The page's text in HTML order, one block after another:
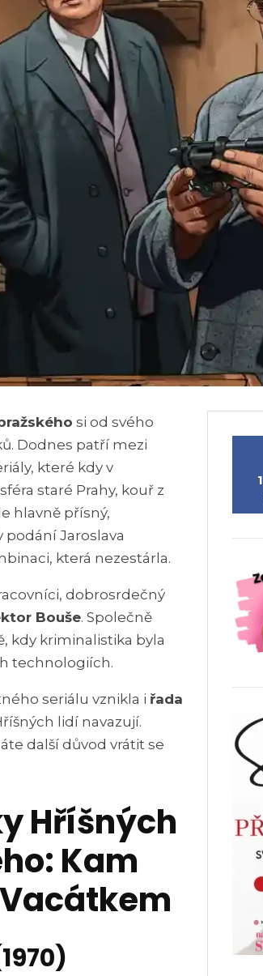
si od svého
Dodnes patří mezi
které kdy v
staré Prahy, kouř z
hlavně přísný,
podání Jaroslava
která nezestárla.
dobrosrdečný
Bouše. Společně
kdy kriminalistika byla
technologiích.
seriálu vznikla i řada
lidí navazují.
další důvod vrátit se
Hříšných
Kam